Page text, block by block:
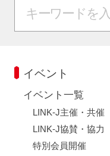
イベント
イベント一覧
LINK-J主催・共催
LINK-J協賛・協力
特別会員開催